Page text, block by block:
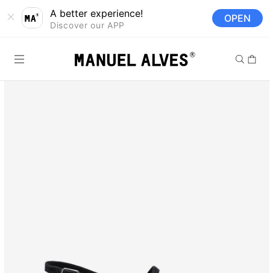
A better experience!
Discover our APP
OPEN
Saltar para o
conteúdo
Saltar para a